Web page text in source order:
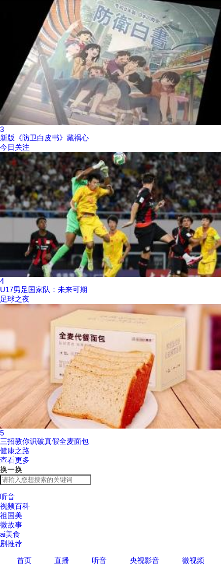
3
新版《防卫白皮书》藏祸心
今日关注
4
U17男足国家队：未来可期
足球之夜
5
三招教你识破真假全麦面包
健康之路
查看更多
换一换
听音
视频百科
祖国美
微故事
ai美食
剧推荐
首页
直播 听音 央视影音 微视频